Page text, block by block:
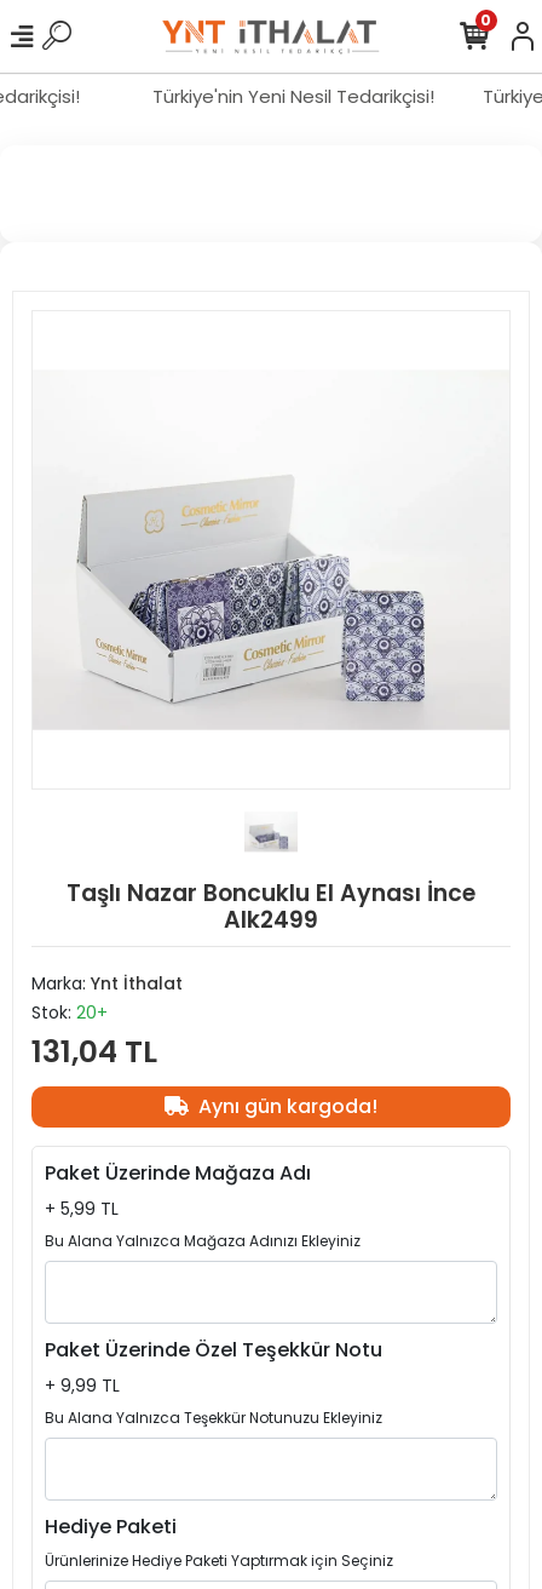
Türkiye'nin Yeni Nesil Tedarikçisi!
0
Taşlı Nazar Boncuklu El Aynası İnce
Alk2499
Marka: Ynt İthalat
Stok: 20+
131,04 TL
Aynı gün kargoda!
Paket Üzerinde Mağaza Adı
+ 5,99 TL
Bu Alana Yalnızca Mağaza Adınızı Ekleyiniz
Paket Üzerinde Özel Teşekkür Notu
+ 9,99 TL
Bu Alana Yalnızca Teşekkür Notunuzu Ekleyiniz
Hediye Paketi
Ürünlerinize Hediye Paketi Yaptırmak için Seçiniz